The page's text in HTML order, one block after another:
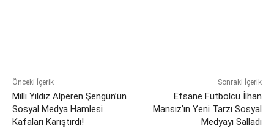
Önceki İçerik
Milli Yıldız Alperen Şengün’ün
Sosyal Medya Hamlesi
Kafaları Karıştırdı!
Sonraki İçerik
Efsane Futbolcu İlhan
Mansız’ın Yeni Tarzı Sosyal
Medyayı Salladı